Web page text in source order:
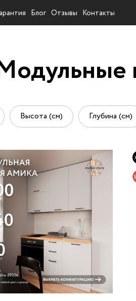
Блог Отзывы Контакты
Высота (см) Глубина (см)